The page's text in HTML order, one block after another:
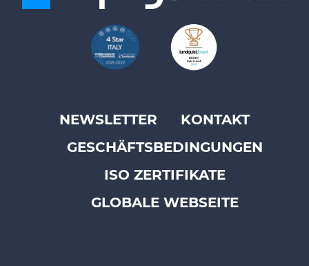
FooterNEWSLETTER
KONTAKT
GESCHÄFTSBEDINGUNGEN
ISO ZERTIFIKATE
GLOBALE WEBSEITE